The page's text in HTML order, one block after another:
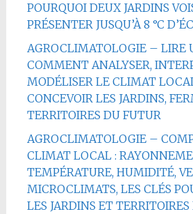
POURQUOI DEUX JARDINS
PRÉSENTER JUSQU’À 8 °C
AGROCLIMATOLOGIE – LIRE
COMMENT ANALYSER,
MODÉLISER LE CLIMAT
CONCEVOIR LES JARDINS,
TERRITOIRES DU FUTUR
AGROCLIMATOLOGIE –
CLIMAT LOCAL :
TEMPÉRATURE, HUMIDITÉ,
MICROCLIMATS, LES CLÉS
LES JARDINS ET